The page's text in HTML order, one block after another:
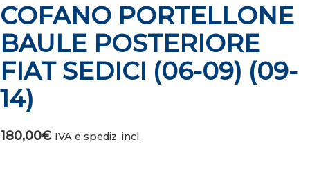
COFANO PORTELLONE
BAULE POSTERIORE
FIAT SEDICI (06-09) (09-
14)
180,00€ IVA e spediz. incl.